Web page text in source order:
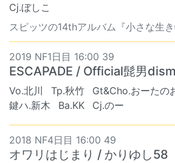
Cj.ぼしこ
スピッツの14thアルバム『小さな生
2019 NF1日目 16:00 39
ESCAPADE / Official髭男dism
Vo.北川 Tp.秋竹
Gt&Cho.おーたの
鍵ハ.新木
Ba.KK Cj.のー
2018 NF4日目 16:00 49
オワリはじまり / かりゆし58